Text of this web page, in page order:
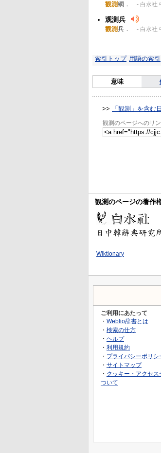
観測網． - 白水社
观测兵
観測兵． - 白水社
索引トップ 用語の索引
意味
>> 「観測」を含む
観測のページへのリ
観測のページの著作
Wiktionary
ご利用にあたって
・ Weblio辞書とは
・ 検索の仕方
・ ヘルプ
・ 利用規約
・ プライバシーポリシ
・ サイトマップ
・ クッキー・アクセス
ついて